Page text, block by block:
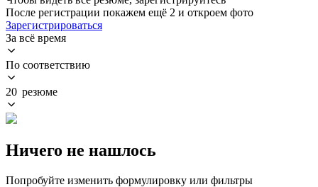
После регистрации покажем ещё 2 и откроем фото
Зарегистрироваться
За всё время
По соответствию
20 резюме
Ничего не нашлось
Попробуйте изменить формулировку или фильтры